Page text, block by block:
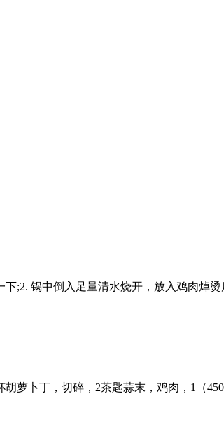
;2. 锅中倒入足量清水烧开，放入鸡肉焯
萝卜丁，切碎，2茶匙蒜末，鸡肉，1（